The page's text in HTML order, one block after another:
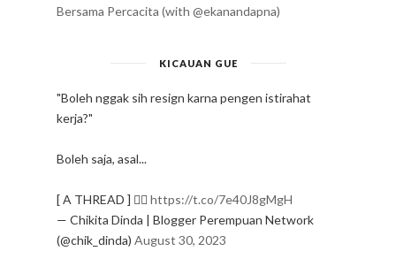
Bersama Percacita (with @ekanandapna)
KICAUAN GUE
"Boleh nggak sih resign karna pengen istirahat
kerja?"
Boleh saja, asal...
[ A THREAD ] ✍🏻 https://t.co/7e40J8gMgH
— Chikita Dinda | Blogger Perempuan Network
(@chik_dinda) August 30, 2023